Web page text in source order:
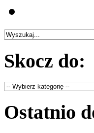
Skocz do:
Ostatnio